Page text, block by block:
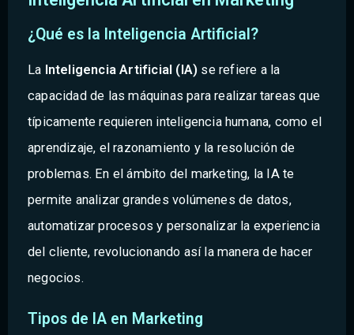
¿Qué es la Inteligencia Artificial?
La Inteligencia Artificial (IA) se refiere a la
capacidad de las máquinas para realizar tareas que
típicamente requieren inteligencia humana, como el
aprendizaje, el razonamiento y la resolución de
problemas. En el ámbito del marketing, la IA te
permite analizar grandes volúmenes de datos,
automatizar procesos y personalizar la experiencia
del cliente, revolucionando así la manera de hacer
negocios.
Tipos de IA en Marketing